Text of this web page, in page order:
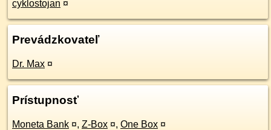
cyklostojan ¤
Prevádzkovateľ
Dr. Max ¤
Prístupnosť
Moneta Bank ¤, Z-Box ¤, One Box ¤